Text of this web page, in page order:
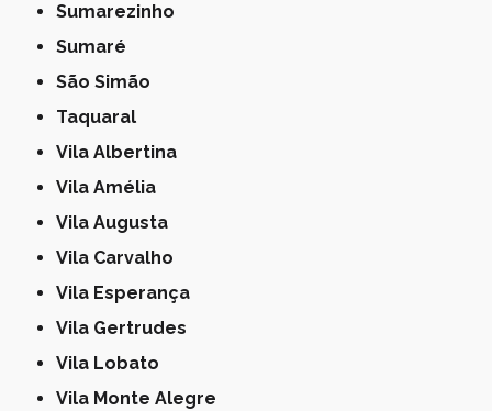
Sumarezinho
Sumaré
São Simão
Taquaral
Vila Albertina
Vila Amélia
Vila Augusta
Vila Carvalho
Vila Esperança
Vila Gertrudes
Vila Lobato
Vila Monte Alegre